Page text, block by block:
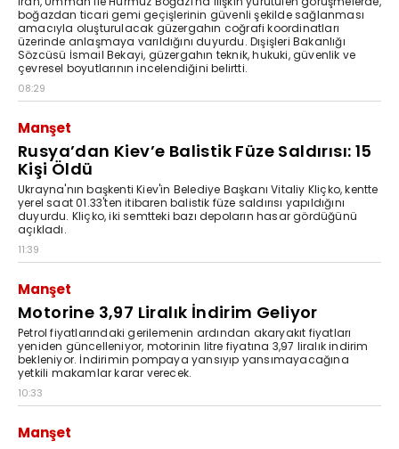
boğazdan ticari gemi geçişlerinin güvenli şekilde sağlanması
amacıyla oluşturulacak güzergahın coğrafi koordinatları
üzerinde anlaşmaya varıldığını duyurdu. Dışişleri Bakanlığı
Sözcüsü İsmail Bekayi, güzergahın teknik, hukuki, güvenlik ve
çevresel boyutlarının incelendiğini belirtti.
08:29
Manşet
Rusya’dan Kiev’e Balistik Füze Saldırısı: 15
Kişi Öldü
Ukrayna'nın başkenti Kiev'in Belediye Başkanı Vitaliy Kliçko, kentte
yerel saat 01.33'ten itibaren balistik füze saldırısı yapıldığını
duyurdu. Kliçko, iki semtteki bazı depoların hasar gördüğünü
açıkladı.
11:39
Manşet
Motorine 3,97 Liralık İndirim Geliyor
Petrol fiyatlarındaki gerilemenin ardından akaryakıt fiyatları
yeniden güncelleniyor, motorinin litre fiyatına 3,97 liralık indirim
bekleniyor. İndirimin pompaya yansıyıp yansımayacağına
yetkili makamlar karar verecek.
10:33
Manşet